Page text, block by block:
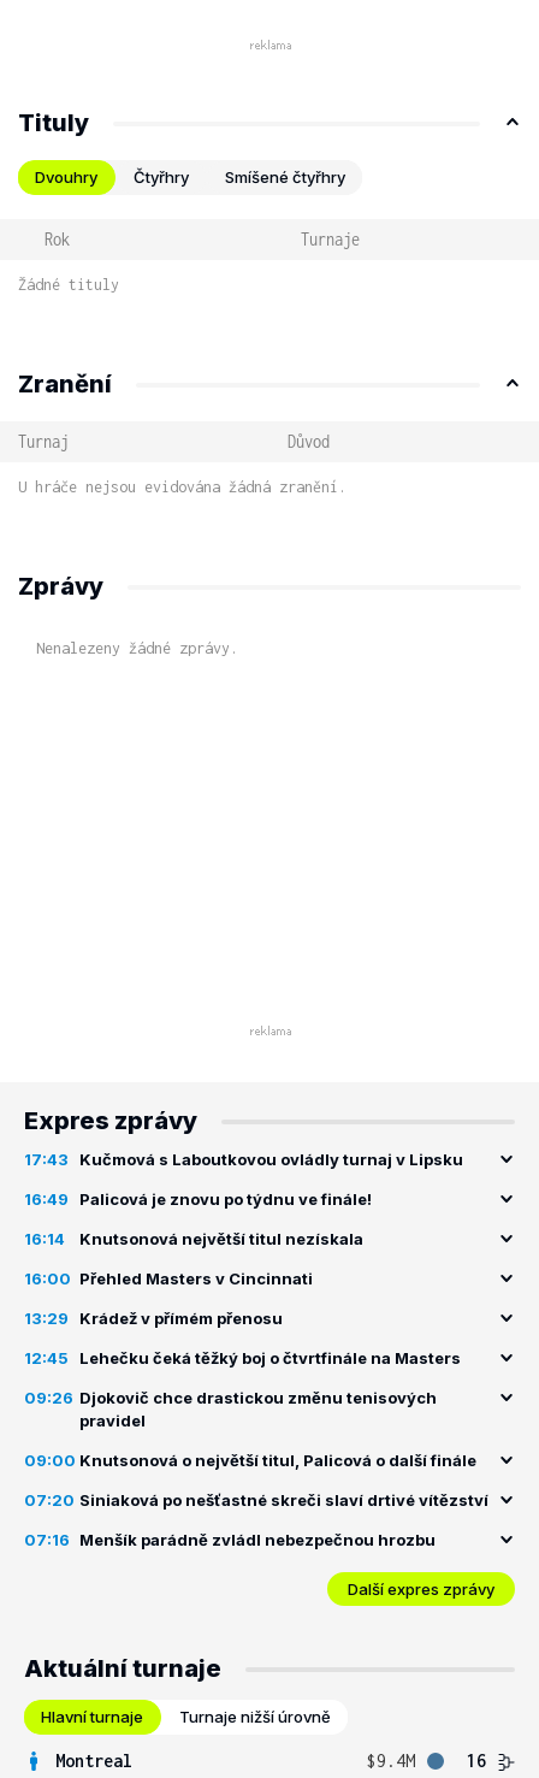
Tituly
Dvouhry Čtyřhry Smíšené čtyřhry
Rok Turnaje
Žádné tituly
Zranění
Turnaj Důvod
U hráče nejsou evidována žádná zranění.
Zprávy
Nenalezeny žádné zprávy.
Expres zprávy
17:43 Kučmová s Laboutkovou ovládly turnaj v Lipsku
16:49 Palicová je znovu po týdnu ve finále!
16:14 Knutsonová největší titul nezískala
16:00 Přehled Masters v Cincinnati
13:29 Krádež v přímém přenosu
12:45 Lehečku čeká těžký boj o čtvrtfinále na Masters
09:26 Djokovič chce drastickou změnu tenisových
pravidel
09:00 Knutsonová o největší titul, Palicová o další finále
07:20 Siniaková po nešťastné skreči slaví drtivé vítězství
07:16 Menšík parádně zvládl nebezpečnou hrozbu
Další expres zprávy
Aktuální turnaje
Hlavní turnaje Turnaje nižší úrovně
Montreal $9.4M
16